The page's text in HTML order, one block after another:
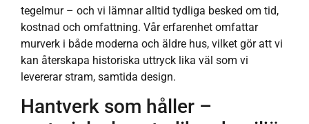
tegelmur – och vi lämnar alltid tydliga besked om tid,
kostnad och omfattning. Vår erfarenhet omfattar
murverk i både moderna och äldre hus, vilket gör att vi
kan återskapa historiska uttryck lika väl som vi
levererar stram, samtida design.
Hantverk som håller –